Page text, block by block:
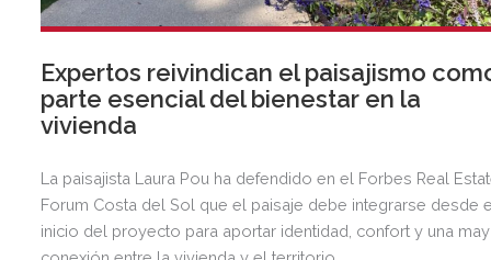
Expertos reivindican el paisajismo
parte esencial del bienestar en la
vivienda
La paisajista Laura Pou ha defendido en el Forbes Real
Forum Costa del Sol que el paisaje debe integrarse desde
inicio del proyecto para aportar identidad, confort y una